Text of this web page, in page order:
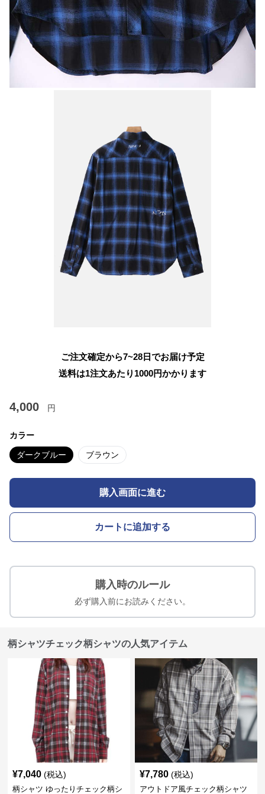
ご注文確定から7~28日でお届け予定
送料は1注文あたり 1000円かかります
4,000 円
カラー
ダークブルー ブラウン
購入画面に進む
カートに追加する
購入時のルール
必ず購入前にお読みください。
柄シャツチェック柄シャツの人気アイテム
¥7,040 (税込)
柄シャツ ゆったりチェック柄シ
¥7,780 (税込)
アウトドア風チェック柄シャツ